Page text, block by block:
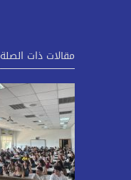
مقالات ذات الصلة